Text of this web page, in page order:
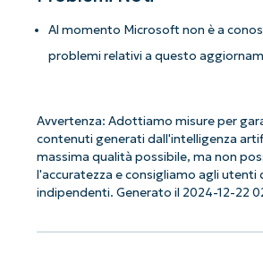
Al momento Microsoft non è a
problemi relativi a questo
Avvertenza: Adottiamo misure per
contenuti generati dall'intelligenza
massima qualità possibile, ma non
l'accuratezza e consigliamo agli utenti
indipendenti. Generato il 2024-12-22
Iniziate con le analisi